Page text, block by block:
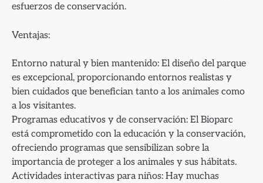
esfuerzos de conservación.
Ventajas:
Entorno natural y bien mantenido: El diseño del parque
es excepcional, proporcionando entornos realistas y
bien cuidados que benefician tanto a los animales como
a los visitantes.
Programas educativos y de conservación: El Bioparc
está comprometido con la educación y la conservación,
ofreciendo programas que sensibilizan sobre la
importancia de proteger a los animales y sus hábitats.
Actividades interactivas para niños: Hay muchas